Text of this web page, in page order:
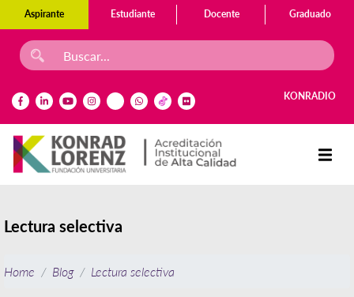
Aspirante Estudiante Docente Graduado
KONRADIO
Lectura selectiva
Home Blog Lectura selectiva